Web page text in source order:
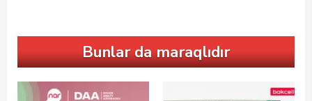
Bunlar da maraqlıdır